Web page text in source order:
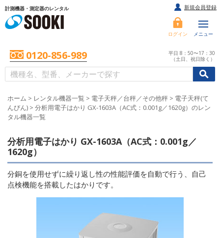
計測機器・測定器のレンタル
ログイン メニュー
0120-856-989
平日 8：50〜17：30
（土日、祝日除く）
//
新規会員登録
ホーム > レンタル機器一覧 > 電子天秤／台秤／その他秤 > 電子天秤(て
んびん) > 分析用電子はかり GX-1603A（AC式：0.001g／1620g）のレン
タル機器一覧
分析用電子はかり GX-1603A（AC式：0.001g／
1620g）
分銅を使用せずに繰り返し性の性能評価を自動で行う、自己
点検機能を搭載したはかりです。